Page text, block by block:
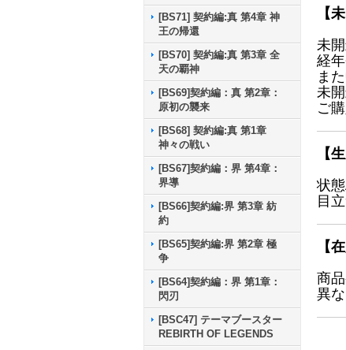
[BS71] 契約編:真 第4章 神
王の帰還
[BS70] 契約編:真 第3章 全
天の覇神
[BS69]契約編：真 第2章：
原初の襲来
[BS68] 契約編:真 第1章
神々の戦い
[BS67]契約編：界 第4章：
界導
[BS66]契約編:界 第3章 紡
約
[BS65]契約編:界 第2章 極
争
[BS64]契約編：界 第1章：
閃刃
[BSC47] テーマブースター
REBIRTH OF LEGENDS
【
未
経
ま
未
ご
【
状
目
【
商
異